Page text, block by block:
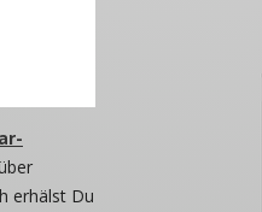
erhälst Du